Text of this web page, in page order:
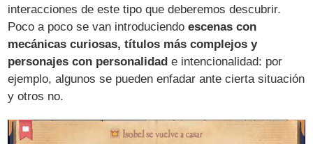
interacciones de este tipo que deberemos descubrir.
Poco a poco se van introduciendoescenas con
mecánicas curiosas, títulos más complejos y
personajes con personalidad e intencionalidad: por
ejemplo, algunos se pueden enfadar ante cierta situación
y otros no.